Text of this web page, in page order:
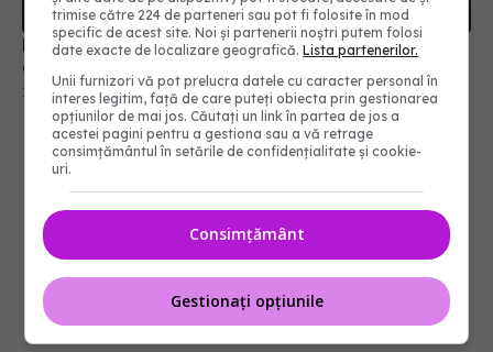
canceroase în pancreas
18 iun 2026, 19:58
trimise către 224 de parteneri sau pot fi folosite în mod
specific de acest site. Noi și partenerii noștri putem folosi
date exacte de localizare geografică.Lista partenerilor.
Unii furnizori vă pot prelucra datele cu caracter personal în
interes legitim, față de care puteți obiecta prin gestionarea
opțiunilor de mai jos. Căutați un link în partea de jos a
acestei pagini pentru a gestiona sau a vă retrage
consimțământul în setările de confidențialitate și cookie-
uri.
Consimțământ
Gestionați opțiunile